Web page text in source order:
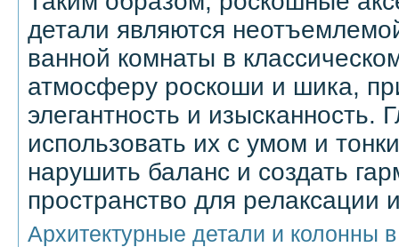
детали являются
ванной комнаты в
атмосферу роскоши и шика,
элегантность и изысканность.
использовать их с умом и
нарушить баланс и создать
пространство для релаксации
Архитектурные детали и колонны